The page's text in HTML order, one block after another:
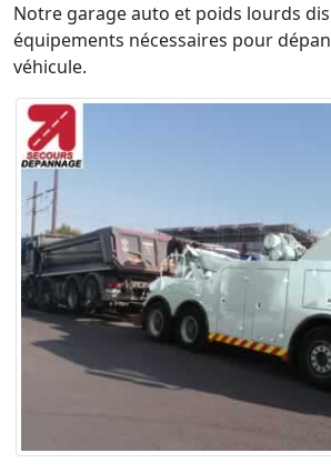
Notre garage auto et poids lourds
équipements nécessaires pour
véhicule.